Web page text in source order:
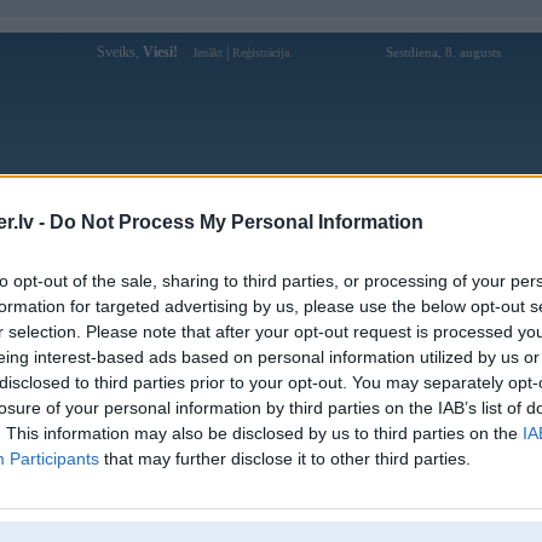
- Do Not Process My Personal Information
opt-out of the sale, sharing to third parties, or processing of your
for targeted advertising by us, please use the below opt-out
selection. Please note that after your opt-out request is processed
interest-based ads based on personal information utilized by us
to third parties prior to your opt-out. You may separately
of your personal information by third parties on the IAB’s list of
This information may also be disclosed by us to third parties on the
Participants that may further disclose it to other third parties.
Sveiks, Viesi! Ienākt Reģistrācija Sestdiena, 8. augusts
Forums Galerijas Reģistrācija Lietotāji
Lietotāja 277betclubcom profils
Pēdējo reizi manīts: 22. Jun 2025, 06:01
Lietotājvārds:
277betclubcom
Ziņojumi forumā:
0
[Pēdējie ziņojumi forumā]